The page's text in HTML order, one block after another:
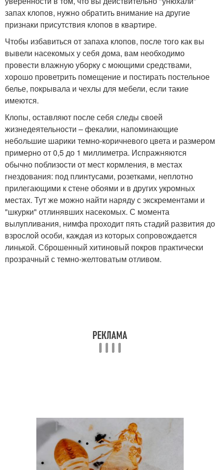
запах клопов, нужно обратить внимание на другие
признаки присутствия клопов в квартире.
Чтобы избавиться от запаха клопов, после того как вы
вывели насекомых у себя дома, вам необходимо
провести влажную уборку с моющими средствами,
хорошо проветрить помещение и постирать постельное
белье, покрывала и чехлы для мебели, если такие
имеются.
Клопы, оставляют после себя следы своей
жизнедеятельности – фекалии, напоминающие
небольшие шарики темно-коричневого цвета и размером
примерно от 0,5 до 1 миллиметра. Испражняются
обычно поблизости от мест кормления, в местах
гнездования: под плинтусами, розетками, неплотно
прилегающими к стене обоями и в других укромных
местах. Тут же можно найти наряду с экскрементами и
"шкурки" отлинявших насекомых. С момента
вылупливания, нимфа проходит пять стадий развития до
взрослой особи, каждая из которых сопровождается
линькой. Сброшенный хитиновый покров практически
прозрачный с темно-желтоватым отливом.